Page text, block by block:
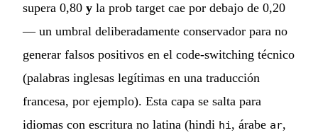
supera 0,80 y la prob target cae por debajo de 0,20
— un umbral deliberadamente conservador para no
generar falsos positivos en el code-switching técnico
(palabras inglesas legítimas en una traducción
francesa, por ejemplo). Esta capa se salta para
idiomas con escritura no latina (hindi hi , árabe ar,